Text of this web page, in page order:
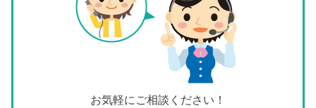
お気軽にご相談ください！